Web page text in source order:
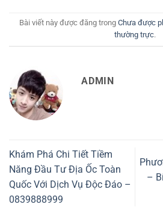
Bài viết này được đăng trong Chưa được
thường trực.
ADMIN
Khám Phá Chi Tiết Tiềm
Năng Đầu Tư Địa Ốc Toàn
Quốc Với Dịch Vụ Độc Đáo –
0839888999
–